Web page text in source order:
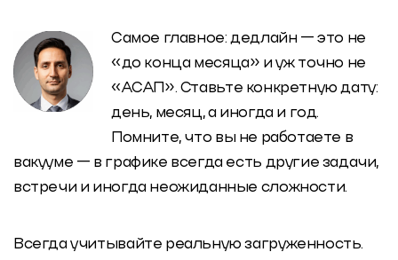
Самое главное: дедлайн — это не
«до конца месяца» и уж точно не
«АСАП». Ставьте конкретную дату:
день, месяц, а иногда и год.
Помните, что вы не работаете в
вакууме — в графике всегда есть другие задачи,
встречи и иногда неожиданные сложности.
Всегда учитывайте реальную загруженность.